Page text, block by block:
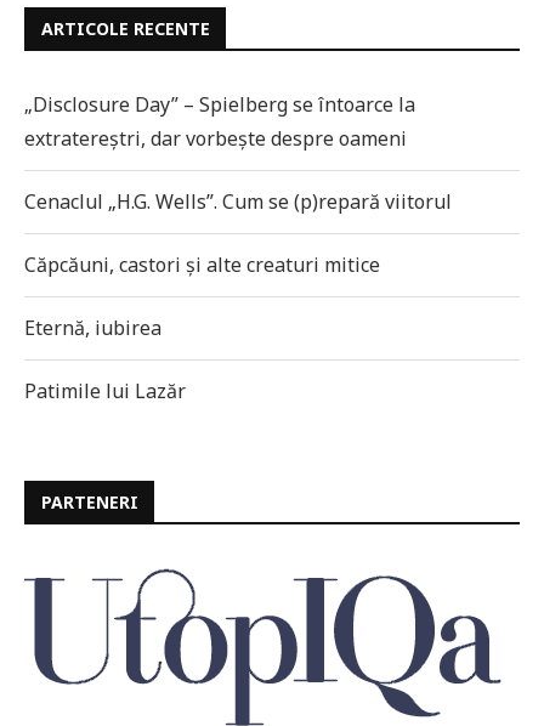
ARTICOLE RECENTE
„Disclosure Day” – Spielberg se întoarce la
extratereștri, dar vorbește despre oameni
Cenaclul „H.G. Wells”. Cum se (p)repară viitorul
Căpcăuni, castori și alte creaturi mitice
Eternă, iubirea
Patimile lui Lazăr
PARTENERI